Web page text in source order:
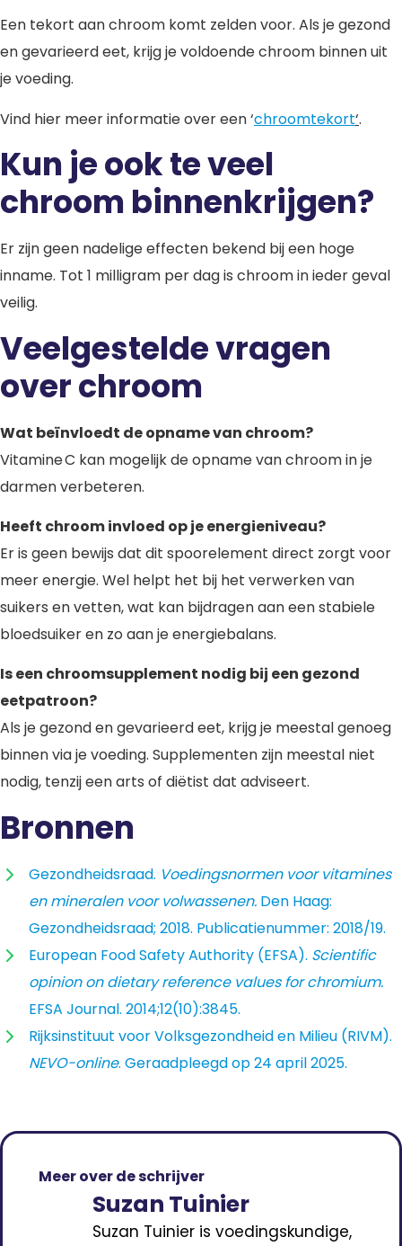
Een tekort aan chroom komt zelden voor. Als je gezond
en gevarieerd eet, krijg je voldoende chroom binnen uit
je voeding.
Vind hier meer informatie over een ‘chroomtekort‘.
Kun je ook te veel
chroom binnenkrijgen?
Er zijn geen nadelige effecten bekend bij een hoge
inname. Tot 1 milligram per dag is chroom in ieder geval
veilig.
Veelgestelde vragen
over chroom
Wat beïnvloedt de opname van chroom?
Vitamine C kan mogelijk de opname van chroom in je
darmen verbeteren.
Heeft chroom invloed op je energieniveau?
Er is geen bewijs dat dit spoorelement direct zorgt voor
meer energie. Wel helpt het bij het verwerken van
suikers en vetten, wat kan bijdragen aan een stabiele
bloedsuiker en zo aan je energiebalans.
Is een chroomsupplement nodig bij een gezond
eetpatroon?
Als je gezond en gevarieerd eet, krijg je meestal genoeg
binnen via je voeding. Supplementen zijn meestal niet
nodig, tenzij een arts of diëtist dat adviseert.
Bronnen
Gezondheidsraad. Voedingsnormen voor vitamines
en mineralen voor volwassenen. Den Haag:
Gezondheidsraad; 2018. Publicatienummer: 2018/19.
European Food Safety Authority (EFSA). Scientific
opinion on dietary reference values for chromium.
EFSA Journal. 2014;12(10):3845.
Rijksinstituut voor Volksgezondheid en Milieu (RIVM).
NEVO-online. Geraadpleegd op 24 april 2025.
Meer over de schrijver
Suzan Tuinier
Suzan Tuinier is voedingskundige,